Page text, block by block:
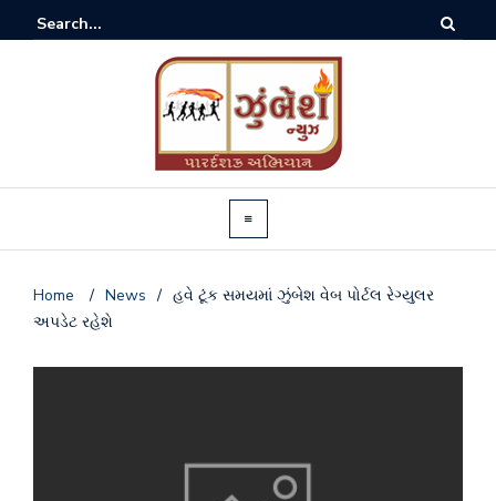
Home / News / હવે ટૂંક સમયમાં ઝુંબેશ વેબ પોર્ટલ રેગ્યુલર
અપડેટ રહેશે